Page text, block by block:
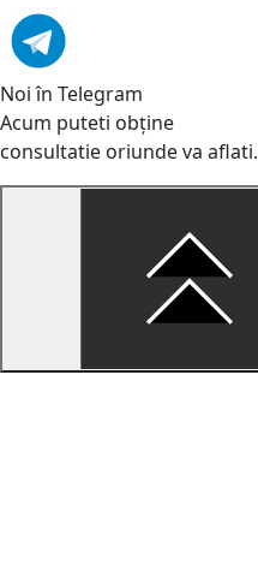
Noi în Telegram
Acum puteti obține
consultatie oriunde va aflati.